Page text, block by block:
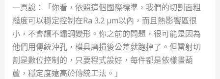
一頁說：「你看，依照這個國際標準，我們的切割面粗
糙度可以穩定控制在Ra 3.2 µm以內，而且熱影響區很
小，不會讓不鏽鋼變形。你之前的問題，很可能是因為
他們用傳統沖孔，模具磨損後公差就跑掉了。但雷射切
割是數位控制的，只要程式設好，每件都是依樣畫葫
蘆，穩定度遠高於傳統工法。」